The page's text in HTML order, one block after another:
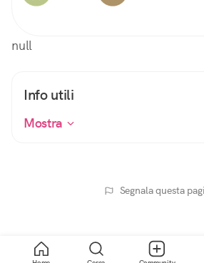
null
Info utili
Mostra
Segnala questa